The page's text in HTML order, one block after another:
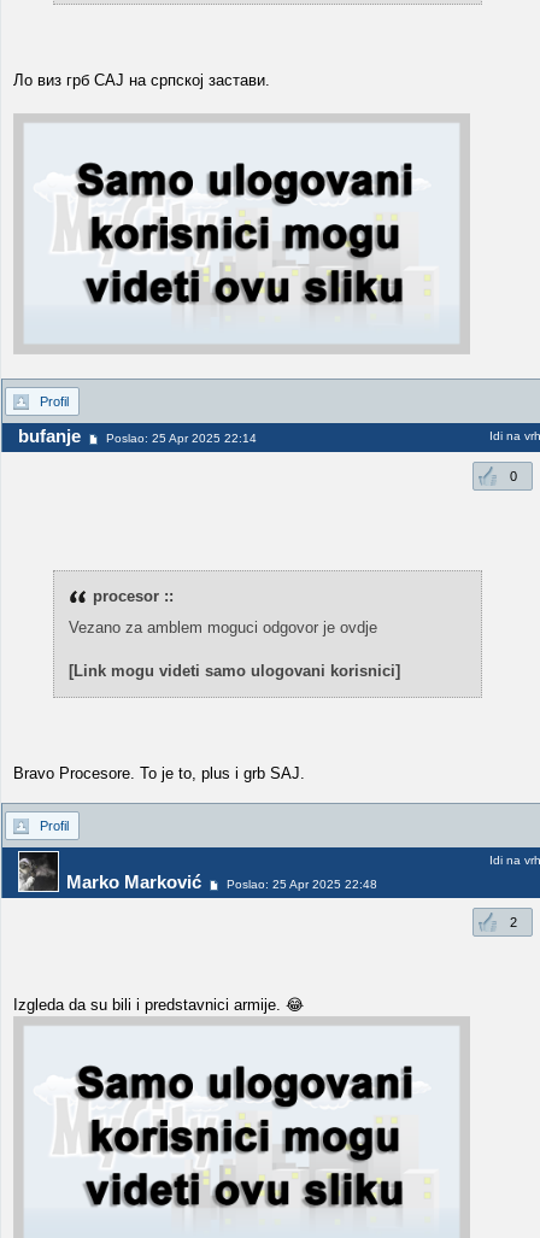
Ло виз грб САЈ на српској застави.
Profil
bufanje Poslao: 25 Apr 2025 22:14 Idi na vrh
0
procesor ::
Vezano za amblem moguci odgovor je ovdje
[Link mogu videti samo ulogovani korisnici]
Bravo Procesore. To je to, plus i grb SAJ.
Profil
Marko Marković Poslao: 25 Apr 2025 22:48
Idi na vrh
2
Izgleda da su bili i predstavnici armije. 😂